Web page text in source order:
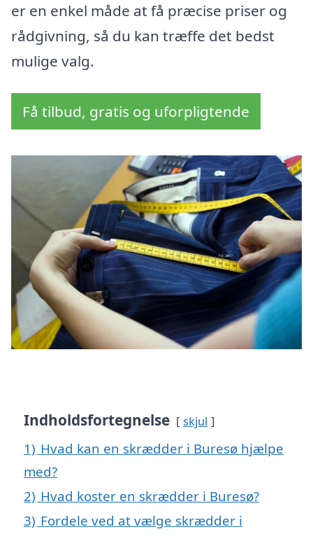
er en enkel måde at få præcise priser og
rådgivning, så du kan træffe det bedst
mulige valg.
Få tilbud, gratis og uforpligtende
Indholdsfortegnelse skjul
1) Hvad kan en skrædder i Buresø hjælpe
med?
2) Hvad koster en skrædder i Buresø?
3) Fordele ved at vælge skrædder i